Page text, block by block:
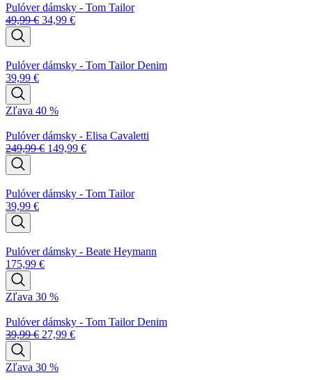
Pulóver dámsky - Tom Tailor
49,99€ 34,99 €
Pulóver dámsky - Tom Tailor Denim
39,99 €
Zľava 40 %
Pulóver dámsky - Elisa Cavaletti
249,99€ 149,99 €
Pulóver dámsky - Tom Tailor
39,99 €
Pulóver dámsky - Beate Heymann
175,99 €
Zľava 30 %
Pulóver dámsky - Tom Tailor Denim
39,99€ 27,99 €
Zľava 30 %